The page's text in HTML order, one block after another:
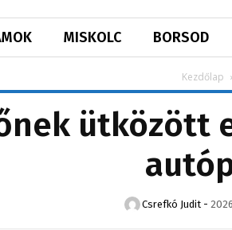
MISKOLC BORSOD
Kezdőlap
ütközött
Csrefkó Judit -